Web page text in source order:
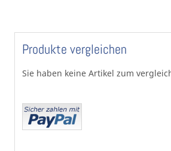
Produkte vergleichen
Sie haben keine Artikel zum